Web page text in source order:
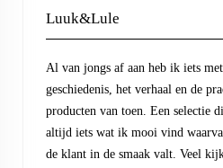
Luuk&Lule
Al van jongs af aan heb ik iets
geschiedenis, het verhaal en de
producten van toen. Een selectie
altijd iets wat ik mooi vind
de klant in de smaak valt. Veel